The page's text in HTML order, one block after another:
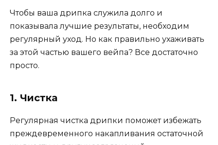
Чтобы ваша дрипка служила долго и
показывала лучшие результаты, необходим
регулярный уход. Но как правильно ухаживать
за этой частью вашего вейпа? Все достаточно
просто.
1. Чистка
Регулярная чистка дрипки поможет избежать
преждевременного накапливания остаточной